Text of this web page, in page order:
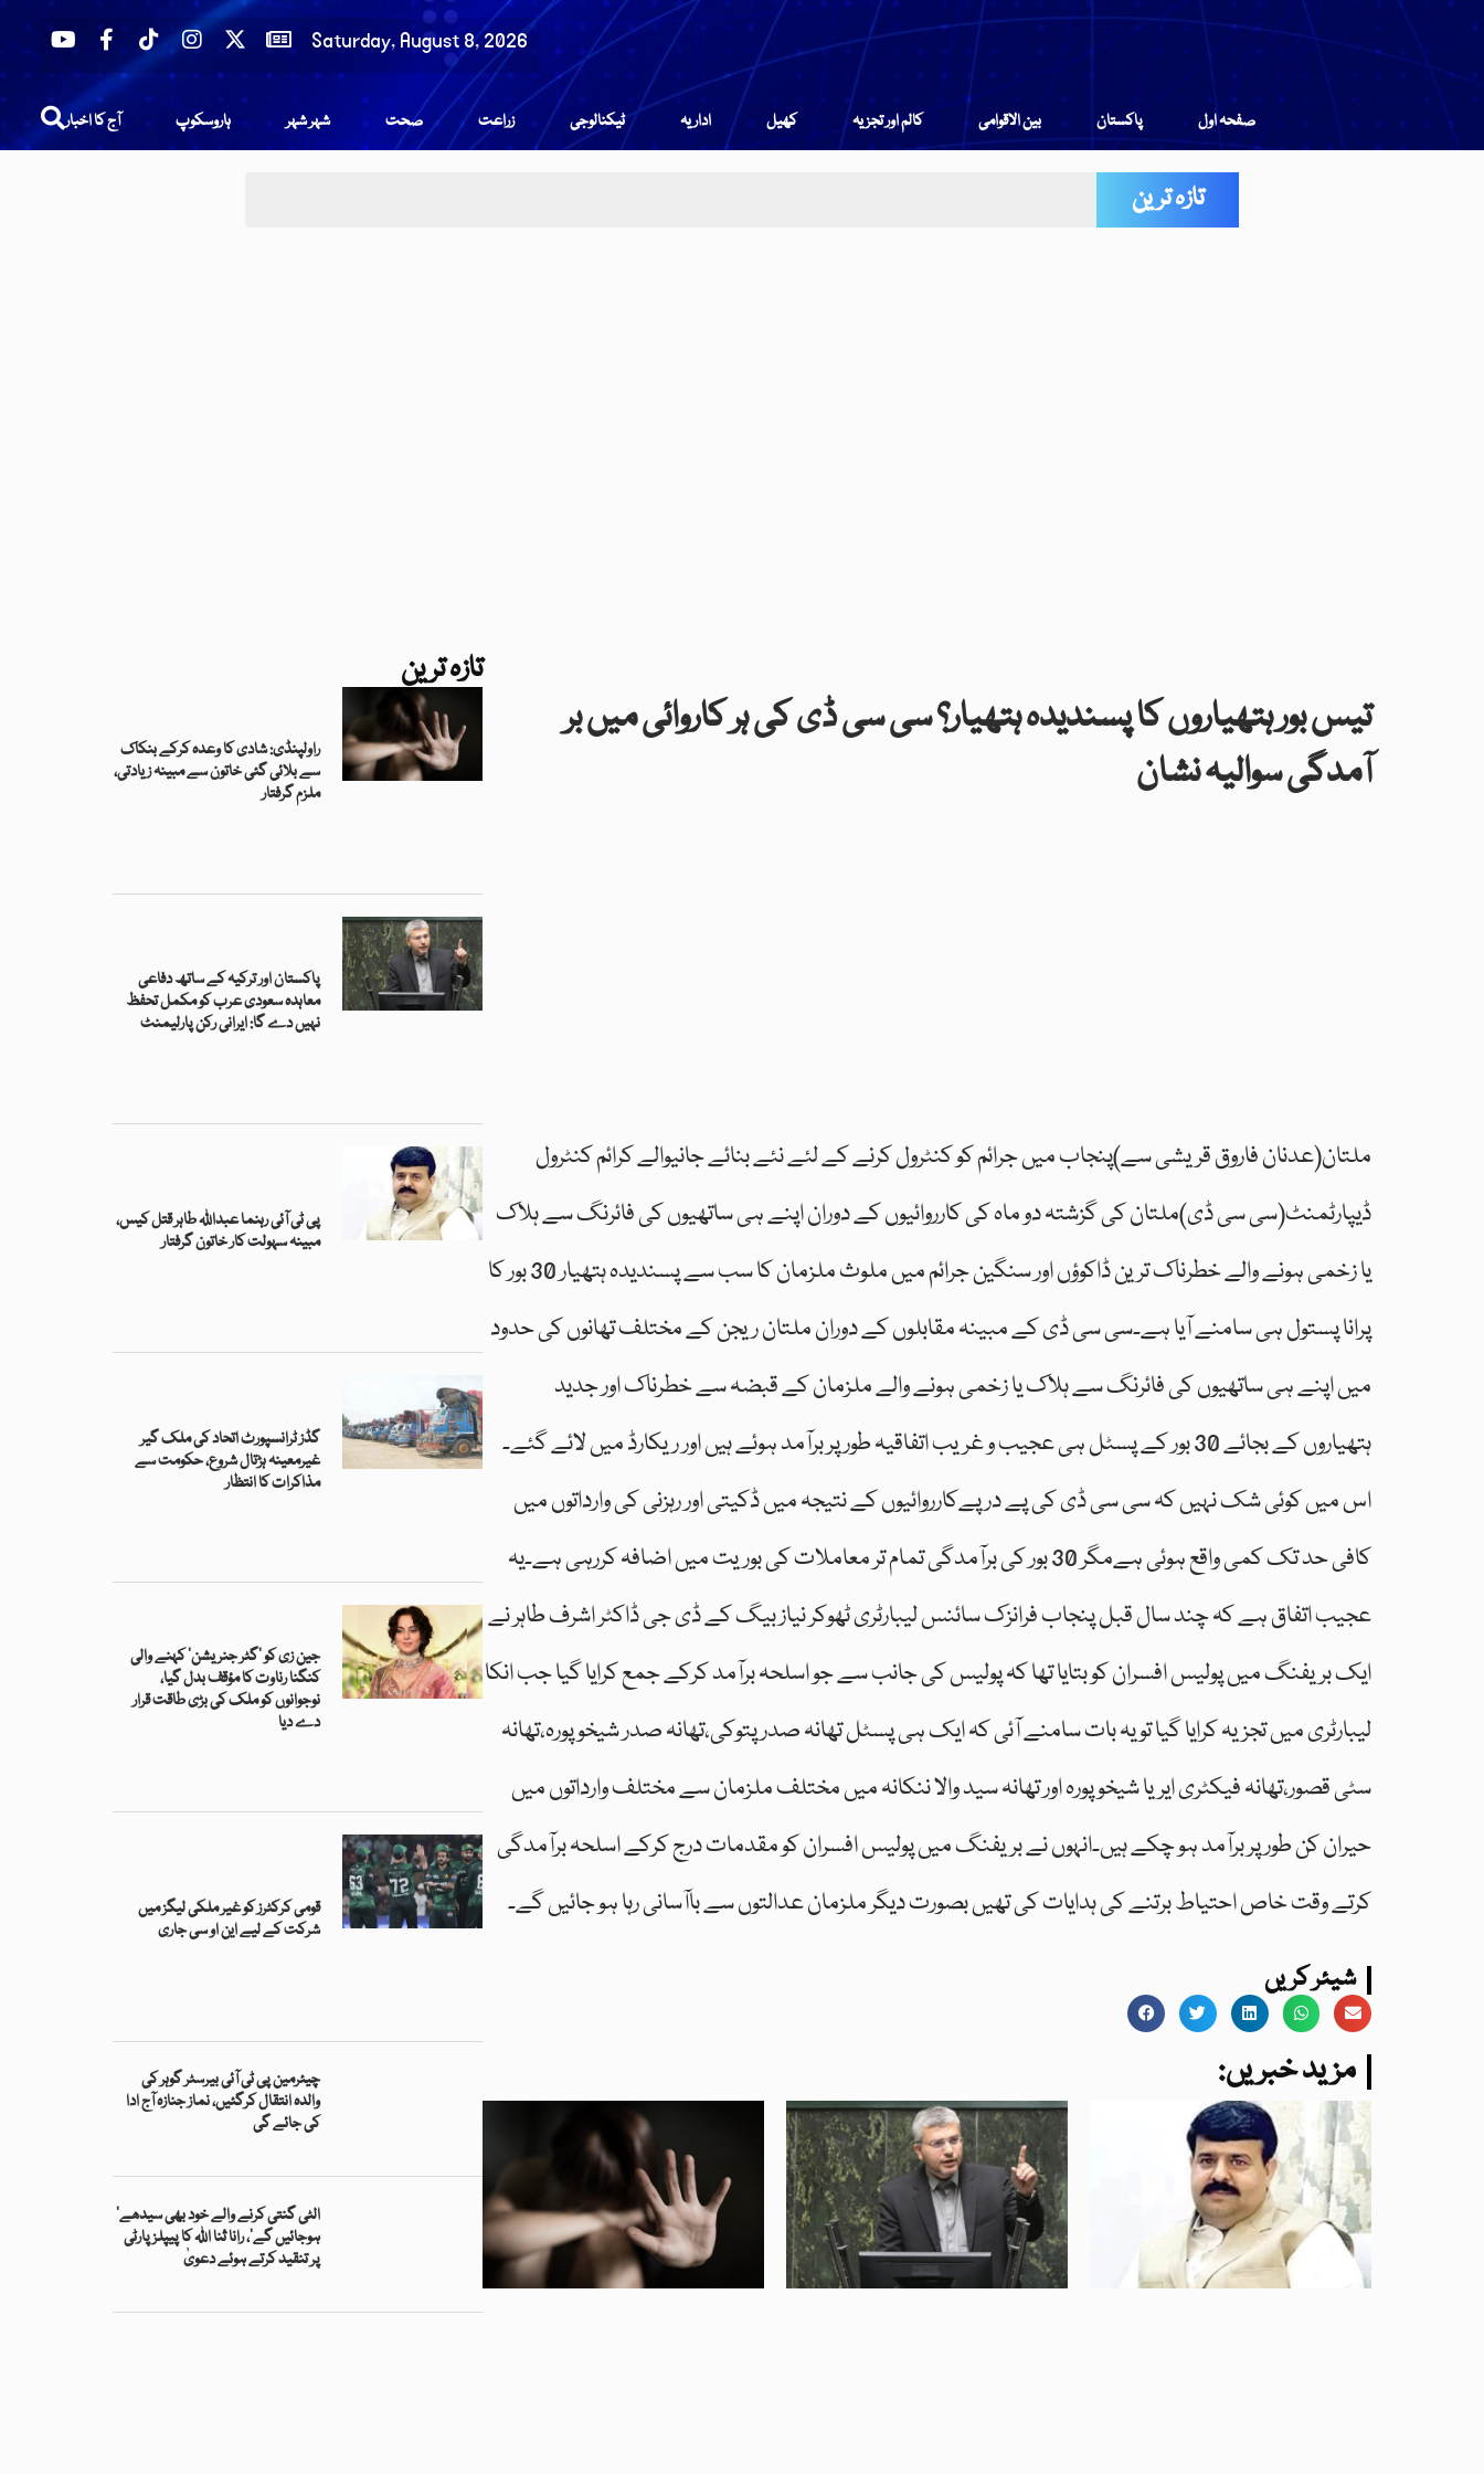
Saturday, August 8, 2026
آج کا اخبار ہاروسکوپ شہر شہر صحت زراعت ٹیکنالوجی اداریہ کھیل کالم اور تجزیہ بین الاقوامی پاکستان صفحہ اول
تازہ ترین
تازہ ترین
راولپنڈی: شادی کا وعدہ کرکے بنکاک
سے بلائی گئی خاتون سے مبینہ زیادتی،
ملزم گرفتار
پاکستان اور ترکیہ کے ساتھ دفاعی
معاہدہ سعودی عرب کو مکمل تحفظ
نہیں دے گا: ایرانی رکن پارلیمنٹ
پی ٹی آئی رہنما عبداللہ طاہر قتل کیس،
مبینہ سہولت کار خاتون گرفتار
گڈز ٹرانسپورٹ اتحاد کی ملک گیر
غیرمعینہ ہڑتال شروع، حکومت سے
مذاکرات کا انتظار
جین زی کو ’گٹر جنریشن‘ کہنے والی
کنگنا رناوت کا مؤقف بدل گیا،
نوجوانوں کو ملک کی بڑی طاقت قرار
دے دیا
قومی کرکٹرز کو غیر ملکی لیگز میں
شرکت کے لیے این او سی جاری
چیئرمین پی ٹی آئی بیرسٹر گوہر کی
والدہ انتقال کرگئیں، نماز جنازہ آج ادا
کی جائے گی
’الٹی گنتی کرنے والے خود بھی سیدھے
ہوجائیں گے‘، رانا ثنا اللہ کا پیپلز پارٹی
پر تنقید کرتے ہوئے دعویٰ
تیس بور ہتھیاروں کا پسندیدہ ہتھیار؟ سی سی ڈی کی ہر کاروائی میں بر
آمدگی سوالیہ نشان
ملتان(عدنان فاروق قریشی سے)پنجاب میں جرائم کو کنٹرول کرنے کے لئے نئے بنائے جانیوالے کرائم کنٹرول
ڈیپارٹمنٹ(سی سی ڈی)ملتان کی گزشتہ دو ماہ کی کارروائیوں کے دوران اپنے ہی ساتھیوں کی فائرنگ سے ہلاک
یا زخمی ہونے والے خطرناک ترین ڈاکوؤں اور سنگین جرائم میں ملوث ملزمان کا سب سے پسندیدہ ہتھیار 30 بور کا
پرانا پستول ہی سامنے آیا ہے۔سی سی ڈی کے مبینہ مقابلوں کے دوران ملتان ریجن کے مختلف تھانوں کی حدود
میں اپنے ہی ساتھیوں کی فائرنگ سے ہلاک یا زخمی ہونے والے ملزمان کے قبضہ سے خطرناک اور جدید
ہتھیاروں کے بجائے 30 بور کے پسٹل ہی عجیب و غریب اتفاقیہ طور پر برآمد ہوئے ہیں اور ریکارڈ میں لائے گئے۔
اس میں کوئی شک نہیں کہ سی سی ڈی کی پے در پےکارروائیوں کے نتیجہ میں ڈکیتی اور رہزنی کی وارداتوں میں
کافی حد تک کمی واقع ہوئی ہےمگر 30 بور کی برآمدگی تمام تر معاملات کی بوریت میں اضافہ کررہی ہے۔یہ
عجیب اتفاق ہے کہ چند سال قبل پنجاب فرانزک سائنس لیبارٹری ٹھوکر نیاز بیگ کے ڈی جی ڈاکٹر اشرف طاہر نے
ایک بریفنگ میں پولیس افسران کو بتایا تھا کہ پولیس کی جانب سے جو اسلحہ برآمد کرکے جمع کرایا گیا جب انکا
لیبارٹری میں تجزیہ کرایا گیا تو یہ بات سامنے آئی کہ ایک ہی پسٹل تھانہ صدر پتوکی،تھانہ صدر شیخوپورہ،تھانہ
سٹی قصور،تھانہ فیکٹری ایریا شیخوپورہ اور تھانہ سید والا ننکانہ میں مختلف ملزمان سے مختلف وارداتوں میں
حیران کن طور پر برآمد ہو چکے ہیں۔انہوں نے بریفنگ میں پولیس افسران کو مقدمات درج کرکے اسلحہ برآمدگی
کرتے وقت خاص احتیاط برتنے کی ہدایات کی تھیں بصورت دیگر ملزمان عدالتوں سے باآسانی رہا ہو جائیں گے۔
شیئر کریں
:مزید خبریں